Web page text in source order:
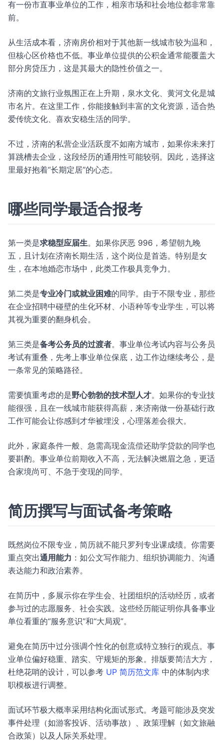
有一份市直事业单位的工作，相亲市场和社会地位都非常靠
前。
从生活成本看，济南房价相对于其他新一线城市较为温和，
但核心区价格也不低。事业单位提供的公积金通常能覆盖大
部分房贷压力，这是其最大的隐性价值之一。
济南的文旅行业氛围正在上升期，泉水文化、黄河文化是城
市名片。在这里工作，你能接触到丰富的文化资源，适合热
爱传统文化、喜欢安稳生活的同学。
不过，济南的私营企业活跃度不如南方城市，如果你未来打
算跳槽去企业，这段经历的通用性可能较弱。因此，选择这
里最好抱着“长期定居”的心态。
哪些同学最适合报考
第一类是求稳型应届生。如果你厌恶 996，希望朝九晚
五，且计划在济南长期生活，这个岗位是首选。特别是女
生，在本地婚恋市场中，此类工作极具竞争力。
第二类是专业冷门或就业困难的同学。由于不限专业，那些
在企业招聘中碰壁的生化环材、小语种等专业学生，可以将
其视为重要的翻身机会。
第三类是备考公务员的过渡者。事业单位考试内容与公务员
考试有重叠，先考上事业单位保底，边工作边继续考公，是
一条常见的策略路径。
需要慎重考虑的是野心勃勃的技术型人才。如果你的专业技
能很强，且在一线城市能获得高薪，来济南做一份基础行政
工作可能会让你感到才华被埋没，心理落差会很大。
此外，家庭条件一般、急需高现金流偿还助学贷款的同学也
要斟酌。事业单位前期收入不高，无法解决燃眉之急，更适
合家境尚可、不急于变现的同学。
简历撰写与面试备考策略
既然岗位不限专业，简历就不能只罗列专业课成绩。你需要
重点突出通用能力 ：如公文写作能力、组织协调能力、沟通
表达能力和政治素养。
在简历中，多展示你在学生会、社团组织的活动经历，或者
参与过的志愿服务、社会实践。这些经历能证明你具备事业
单位看重的“服务意识”和“大局观”。
避免在简历中过分强调个性化的创意或特立独行的观点。事
业单位偏好稳重、踏实、守规矩的形象。排版要简洁大方，
杜绝花哨的设计，可以参考 UP 简历范文库 中的体制内求
职模板进行调整。
面试环节极大概率采用结构化面试形式。考题可能涉及突发
事件处理（如游客投诉、活动事故）、政策理解（如文旅融
合政策）以及人际关系处理。